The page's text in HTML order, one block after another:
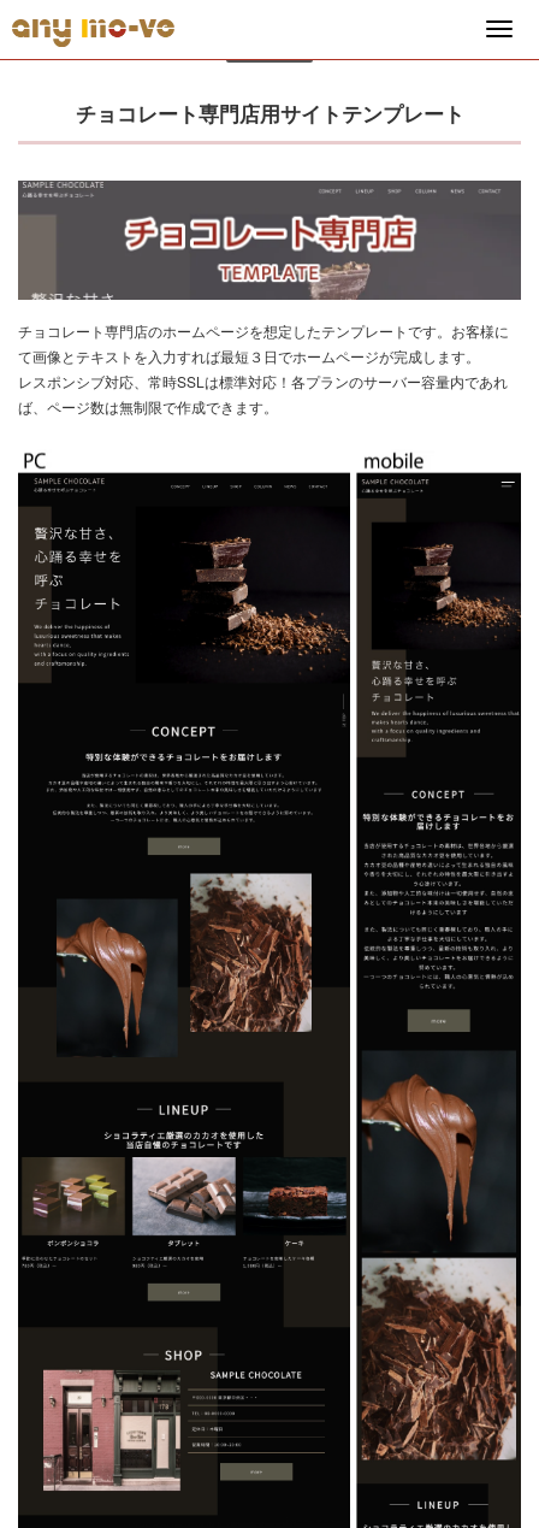
チョコレート専門店用サイトテンプレート
チョコレート専門店のホームページを想定したテンプレートです。お客様に
て画像とテキストを入力すれば最短３日でホームページが完成します。
レスポンシブ対応、常時SSLは標準対応！各プランのサーバー容量内であれ
ば、ページ数は無制限で作成できます。